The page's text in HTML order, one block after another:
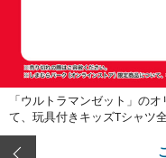
「ウルトラマンゼット」の
て、玩具付きキッズTシャツ